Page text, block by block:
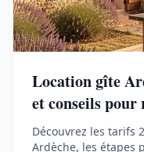
Location gîte
et conseils pour
Découvrez les tarifs
Ardèche, les étapes